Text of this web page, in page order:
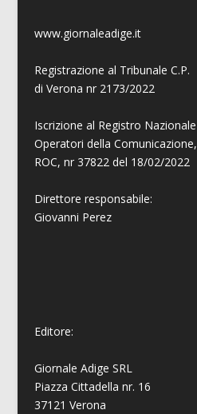
www.giornaleadige.it
Registrazione al Tribunale C.P.
di Verona nr 2173/2022
Iscrizione al Registro Nazionale
Operatori della Comunicazione,
ROC, nr 37822 del 18/02/2022
Direttore responsabile:
Giovanni Perez
Editore:
Giornale Adige SRL
Piazza Cittadella nr. 16
37121 Verona